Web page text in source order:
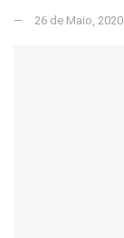
26 de Maio, 2020